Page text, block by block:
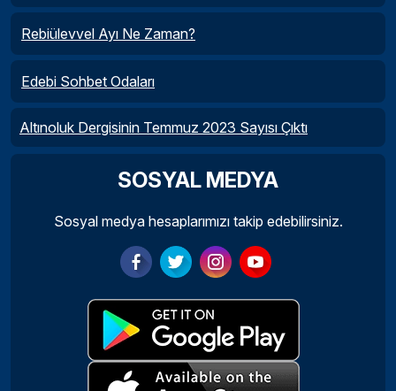
Rebiülevvel Ayı Ne Zaman?
Edebi Sohbet Odaları
Altınoluk Dergisinin Temmuz 2023 Sayısı Çıktı
SOSYAL MEDYA
Sosyal medya hesaplarımızı takip edebilirsiniz.